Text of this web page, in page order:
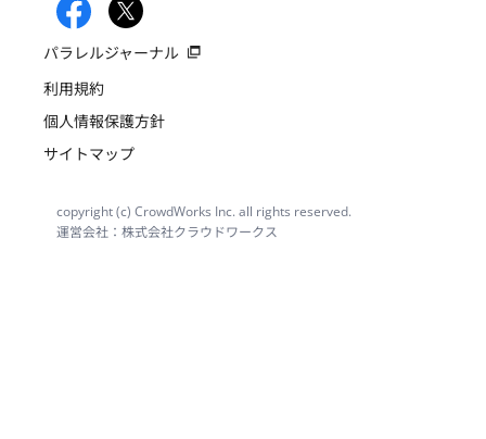
パラレルジャーナル
利用規約
個人情報保護方針
サイトマップ
copyright (c) CrowdWorks Inc. all rights reserved.
運営会社：株式会社クラウドワークス